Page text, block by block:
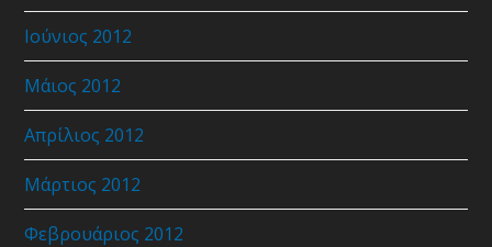
Ιούνιος 2012
Μάιος 2012
Απρίλιος 2012
Μάρτιος 2012
Φεβρουάριος 2012